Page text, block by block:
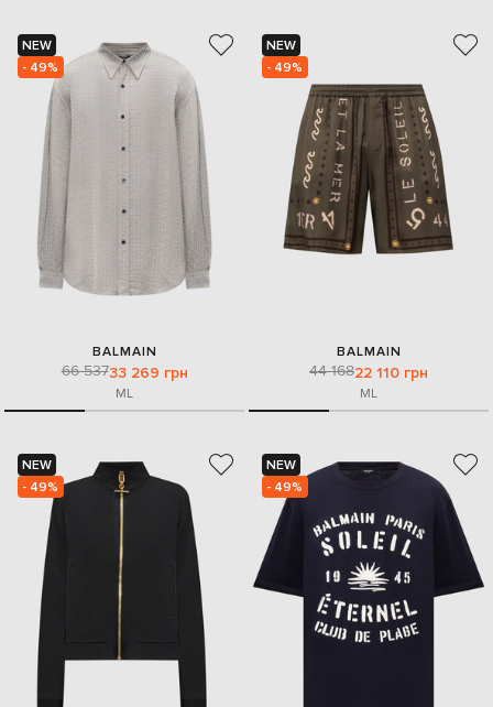
NEW
- 49%
BALMAIN
66 53733 269 грн
ML
NEW
- 49%
BALMAIN
44 16822 110 грн
ML
NEW
- 49%
NEW
- 49%